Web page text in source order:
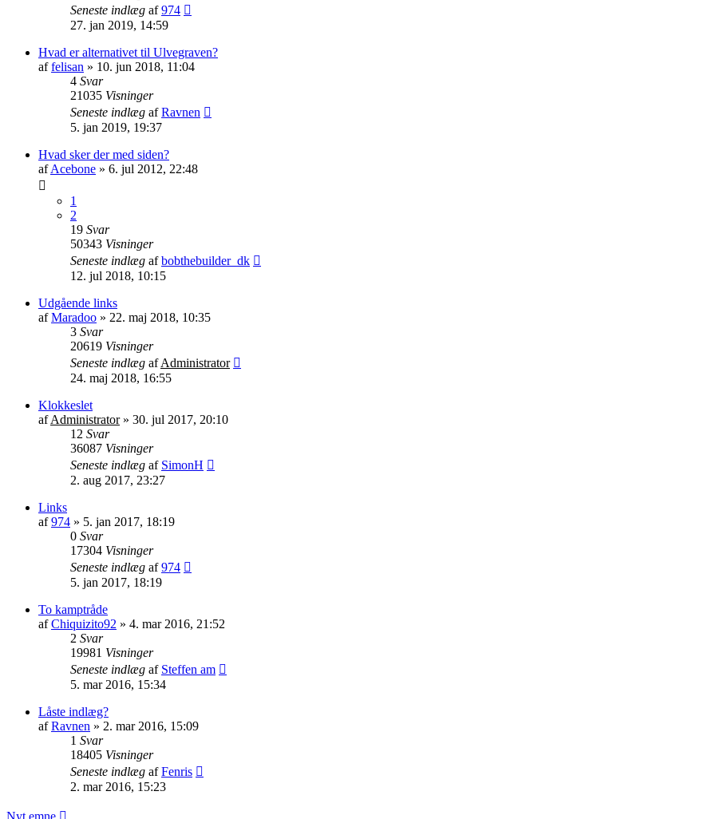
Seneste indlæg af974
27. jan 2019, 14:59
Hvad er alternativet til Ulvegraven?
affelisan » 10. jun 2018, 11:04
4 Svar
21035 Visninger
Seneste indlæg afRavnen
5. jan 2019, 19:37
Hvad sker der med siden?
afAcebone » 6. jul 2012, 22:48
1
2
19 Svar
50343 Visninger
Seneste indlæg afbobthebuilder_dk
12. jul 2018, 10:15
Udgående links
afMaradoo » 22. maj 2018, 10:35
3 Svar
20619 Visninger
Seneste indlæg afAdministrator
24. maj 2018, 16:55
Klokkeslet
afAdministrator» 30. jul 2017, 20:10
12 Svar
36087 Visninger
Seneste indlæg af SimonH
2. aug 2017, 23:27
Links
af974 » 5. jan 2017, 18:19
0 Svar
17304 Visninger
Seneste indlæg af974
5. jan 2017, 18:19
To kamptråde
afChiquizito92 » 4. mar 2016, 21:52
2 Svar
19981 Visninger
Seneste indlæg af Steffen am
5. mar 2016, 15:34
Låste indlæg?
afRavnen » 2. mar 2016, 15:09
1 Svar
18405 Visninger
Seneste indlæg afFenris
2. mar 2016, 15:23
Nyt emne